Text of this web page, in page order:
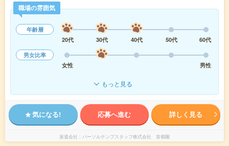
職場の雰囲気
年齢層
20代
30代 40代 50代
60代
男女比率
女性
男性
もっと見る
気になる! 応募へ進む 詳しく見る
派遣会社 パーソルテンプスタッフ株式会社 首都圏